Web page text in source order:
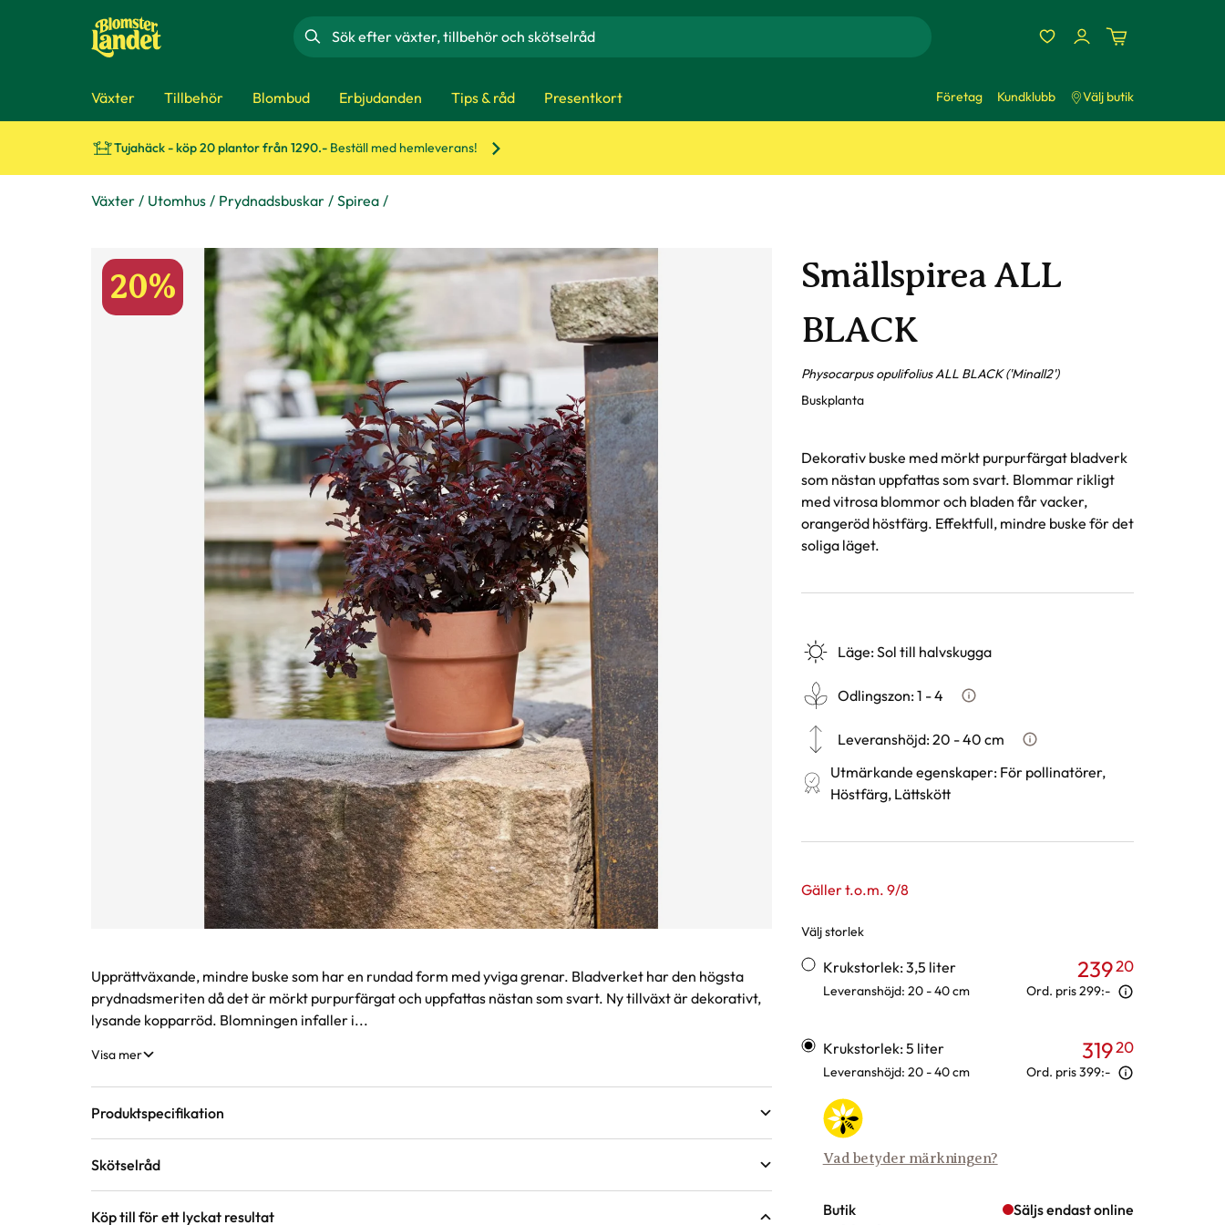
Sök
Växter Tillbehör Blombud Erbjudanden Tips & råd Presentkort Företag Kundklubb Välj butik
Tujahäck - köp 20 plantor från 1290.- Beställ med hemleverans!
Växter Utomhus Prydnadsbuskar Spirea
20%
Smällspirea ALL
BLACK
Physocarpus opulifolius ALL BLACK ('Minall2')
Buskplanta
Dekorativ buske med mörkt purpurfärgat bladverk
som nästan uppfattas som svart. Blommar rikligt
med vitrosa blommor och bladen får vacker,
orangeröd höstfärg. Effektfull, mindre buske för det
soliga läget.
Läge:Sol till halvskugga
Odlingszon:1 - 4
Vad är odlingszon?
Leveranshöjd:20 - 40 cm
Hur vi mäter leveranshöjd på
Utmärkande egenskaper: För pollinatörer,
Höstfärg, Lättskött
Gäller t.o.m. 9/8
Välj storlek
Varianter
Krukstorlek: 3,5 liter
Leveranshöjd: 20 - 40 cm
23920
Ord. pris299:-
Krukstorlek: 5 liter
Leveranshöjd: 20 - 40 cm
Vad betyder märkningen?
31920
Ord. pris399:-
Butik Säljs endast online
Produktinformation
Upprättväxande, mindre buske som har en rundad form med yviga grenar. Bladverket har den högsta
prydnadsmeriten då det är mörkt purpurfärgat och uppfattas nästan som svart. Ny tillväxt är dekorativt,
lysande kopparröd. Blomningen infaller i...
Visa mer
Produktspecifikation
Krukstorlek
Skötselråd
Köp till för ett lyckat resultat